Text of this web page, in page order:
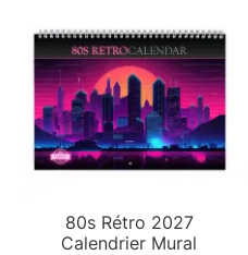
80s Rétro 2027
Calendrier Mural